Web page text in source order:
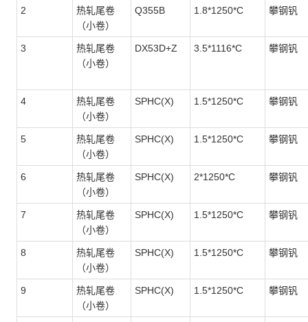
2
热轧尾卷
（小卷）
Q355B 1.8*1250*C 攀钢钒
3
热轧尾卷
（小卷）
DX53D+Z 3.5*1116*C 攀钢钒
4
热轧尾卷
（小卷）
SPHC(X) 1.5*1250*C 攀钢钒
5
热轧尾卷
（小卷）
SPHC(X) 1.5*1250*C 攀钢钒
6
热轧尾卷
（小卷）
SPHC(X) 2*1250*C 攀钢钒
7
热轧尾卷
（小卷）
SPHC(X) 1.5*1250*C 攀钢钒
8
热轧尾卷
（小卷）
SPHC(X) 1.5*1250*C 攀钢钒
9
热轧尾卷
（小卷）
SPHC(X) 1.5*1250*C 攀钢钒